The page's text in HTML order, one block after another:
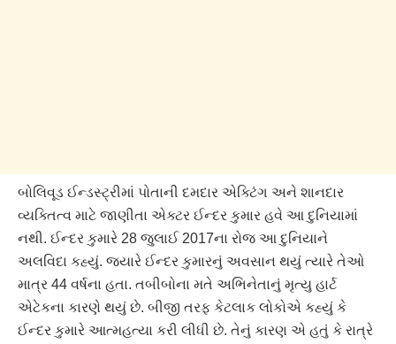
બોલિવૂડ ઈન્ડસ્ટ્રીમાં પોતાની દમદાર એક્ટિંગ અને શાનદાર
વ્યક્તિત્વ માટે જાણીતા એક્ટર ઈન્દર કુમાર હવે આ દુનિયામાં
નથી. ઈન્દર કુમારે 28 જુલાઈ 2017ના રોજ આ દુનિયાને
અલવિદા કહ્યું. જ્યારે ઈન્દર કુમારનું અવસાન થયું ત્યારે તેઓ
માત્ર 44 વર્ષના હતા. તબીબોના મતે અભિનેતાનું મૃત્યુ હાર્ટ
એટેકના કારણે થયું છે. બીજી તરફ કેટલાક લોકોએ કહ્યું કે
ઈન્દર કુમારે આત્મહત્યા કરી લીધી છે. તેનું કારણ એ હતું કે રાત્રે